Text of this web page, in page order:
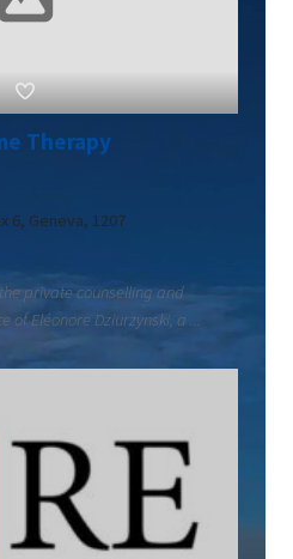
Therapy
6, Geneva, 1207
private counselling and
of Eléonore Dziurzynski, a ...